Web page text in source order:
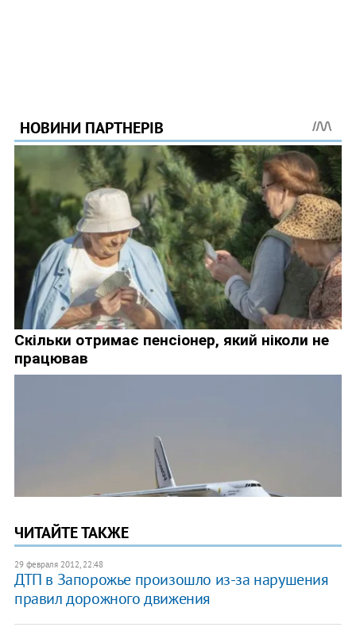
ЧИТАЙТЕ ТАКЖЕ
29 февраля 2012, 22:48
ДТП в Запорожье произошло из-за нарушения
правил дорожного движения